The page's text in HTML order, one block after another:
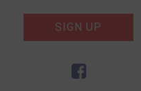
SIGN UP